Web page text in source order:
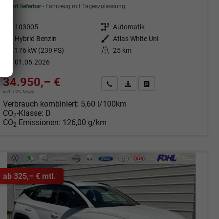
sofort lieferbar Fahrzeug mit Tageszulassung
103005 Getriebe Automatik
Hybrid Benzin Außenfarbe Atlas White Uni
176 kW (239 PS) Kilometerstand 25 km
01.05.2026
34.950,– €
incl. 19% MwSt.
Angebot anfordern
Fahrzeugexpose (PDF)
Fahrzeug parken
Verbrauch kombiniert: 5,60 l/100km
CO2-Klasse: D
CO2-Emissionen: 126,00 g/km
ab 325,– € mtl.